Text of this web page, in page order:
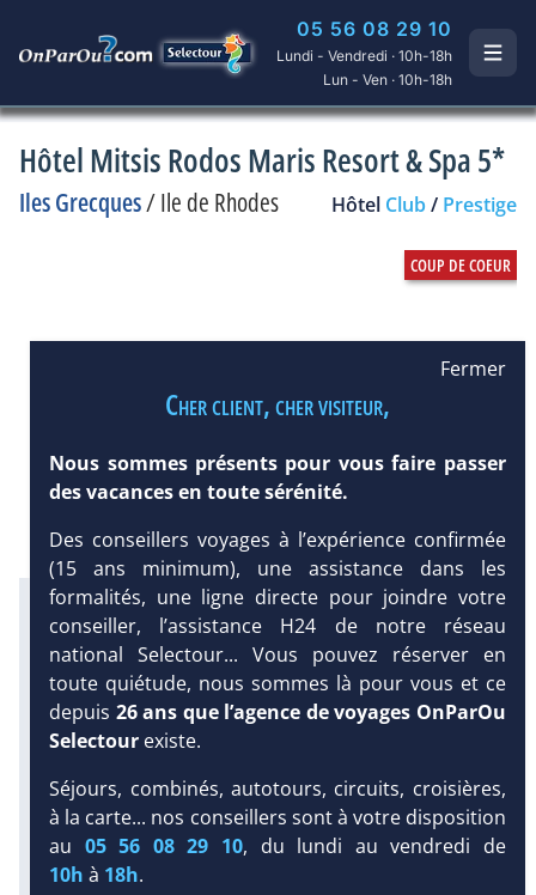
05 56 08 29 10
Lundi - Vendredi · 10h-18h
Lun - Ven · 10h-18h
Hôtel Mitsis Rodos Maris Resort & Spa 5*
Iles Grecques/Ile de Rhodes Hôtel Club/ Prestige
DEMANDE
DEVIS /
RÉSERVATION
Infos météo :
27 °C
7 mm
24 °C
Infos plages :
Dist.Distance
200 m
Long.
Longueur:
432
Tx :42 % Tx :57 %
Infos golfs :
Distance depuis l'hôtel : 45 km
Fermer
Cher client, cher visiteur,
Nous sommes présents pour vous faire passer
des vacances en toute sérénité.
Des conseillers voyages à l’expérience confirmée
(15 ans minimum), une assistance dans les
formalités, une ligne directe pour joindre votre
conseiller, l’assistance H24 de notre réseau
national Selectour... Vous pouvez réserver en
toute quiétude, nous sommes là pour vous et ce
depuis 26 ans que l’agence de voyages OnParOu
Selectour existe.
Séjours, combinés, autotours, circuits, croisières,
à la carte... nos conseillers sont à votre disposition
au 05 56 08 29 10, du lundi au vendredi de
10h à 18h.